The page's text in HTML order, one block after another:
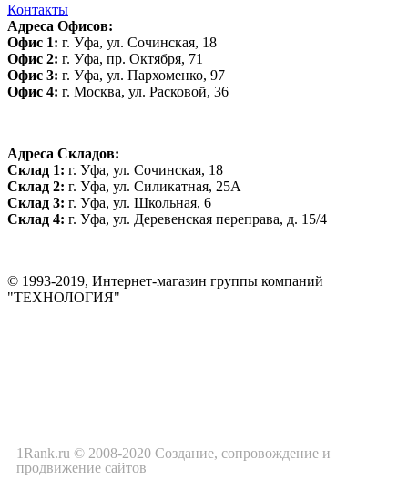
Контакты
Адреса Офисов:
Офис 1: г. Уфа, ул. Сочинская, 18
Офис 2: г. Уфа, пр. Октября, 71
Офис 3: г. Уфа, ул. Пархоменко, 97
Офис 4: г. Москва, ул. Расковой, 36
Адреса Складов:
Склад 1: г. Уфа, ул. Сочинская, 18
Склад 2: г. Уфа, ул. Силикатная, 25А
Склад 3: г. Уфа, ул. Школьная, 6
Склад 4: г. Уфа, ул. Деревенская переправа, д. 15/4
© 1993-2019, Интернет-магазин группы компаний
"ТЕХНОЛОГИЯ"
1Rank.ru © 2008-2020 Создание, сопровождение и
продвижение сайтов